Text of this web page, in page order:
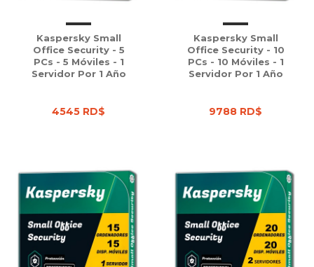
Kaspersky Small
Office Security - 5
PCs - 5 Móviles - 1
Servidor Por 1 Año
4545 RD$
Kaspersky Small
Office Security - 10
PCs - 10 Móviles - 1
Servidor Por 1 Año
9788 RD$